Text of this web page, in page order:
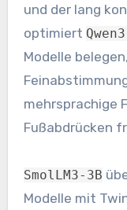
und der lang
optimiert
Modelle
mehrsprachige
Fußabdrücken
SmolLM3-3B
Modelle mit